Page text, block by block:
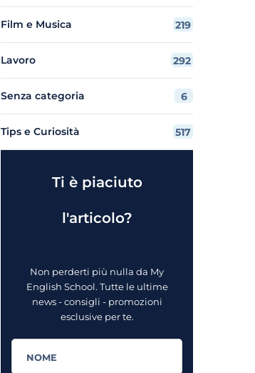
Film e Musica 219
Lavoro 292
Senza categoria 6
Tips e Curiosità 517
Ti è piaciuto
l'articolo?
Non perderti più nulla da My
English School. Tutte le ultime
news - consigli - promozioni
esclusive per te.